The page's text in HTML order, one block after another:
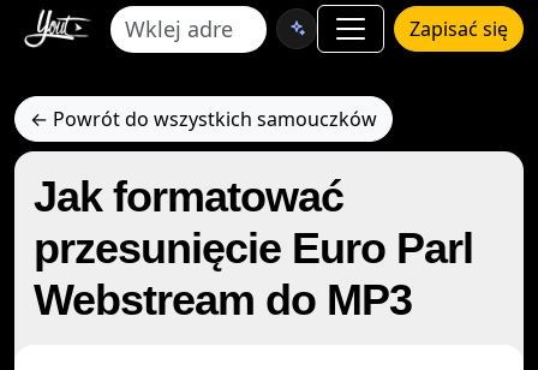
Zapisać się
← Powrót do wszystkich samouczków
Jak formatować
przesunięcie Euro Parl
Webstream do MP3